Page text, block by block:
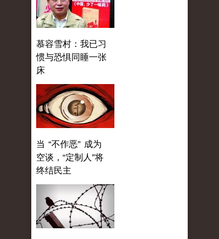
慕容雪村：我已习
惯与恐惧同睡一张
床
当 “不作恶” 成为
空谈，“定制人”将
终结民主